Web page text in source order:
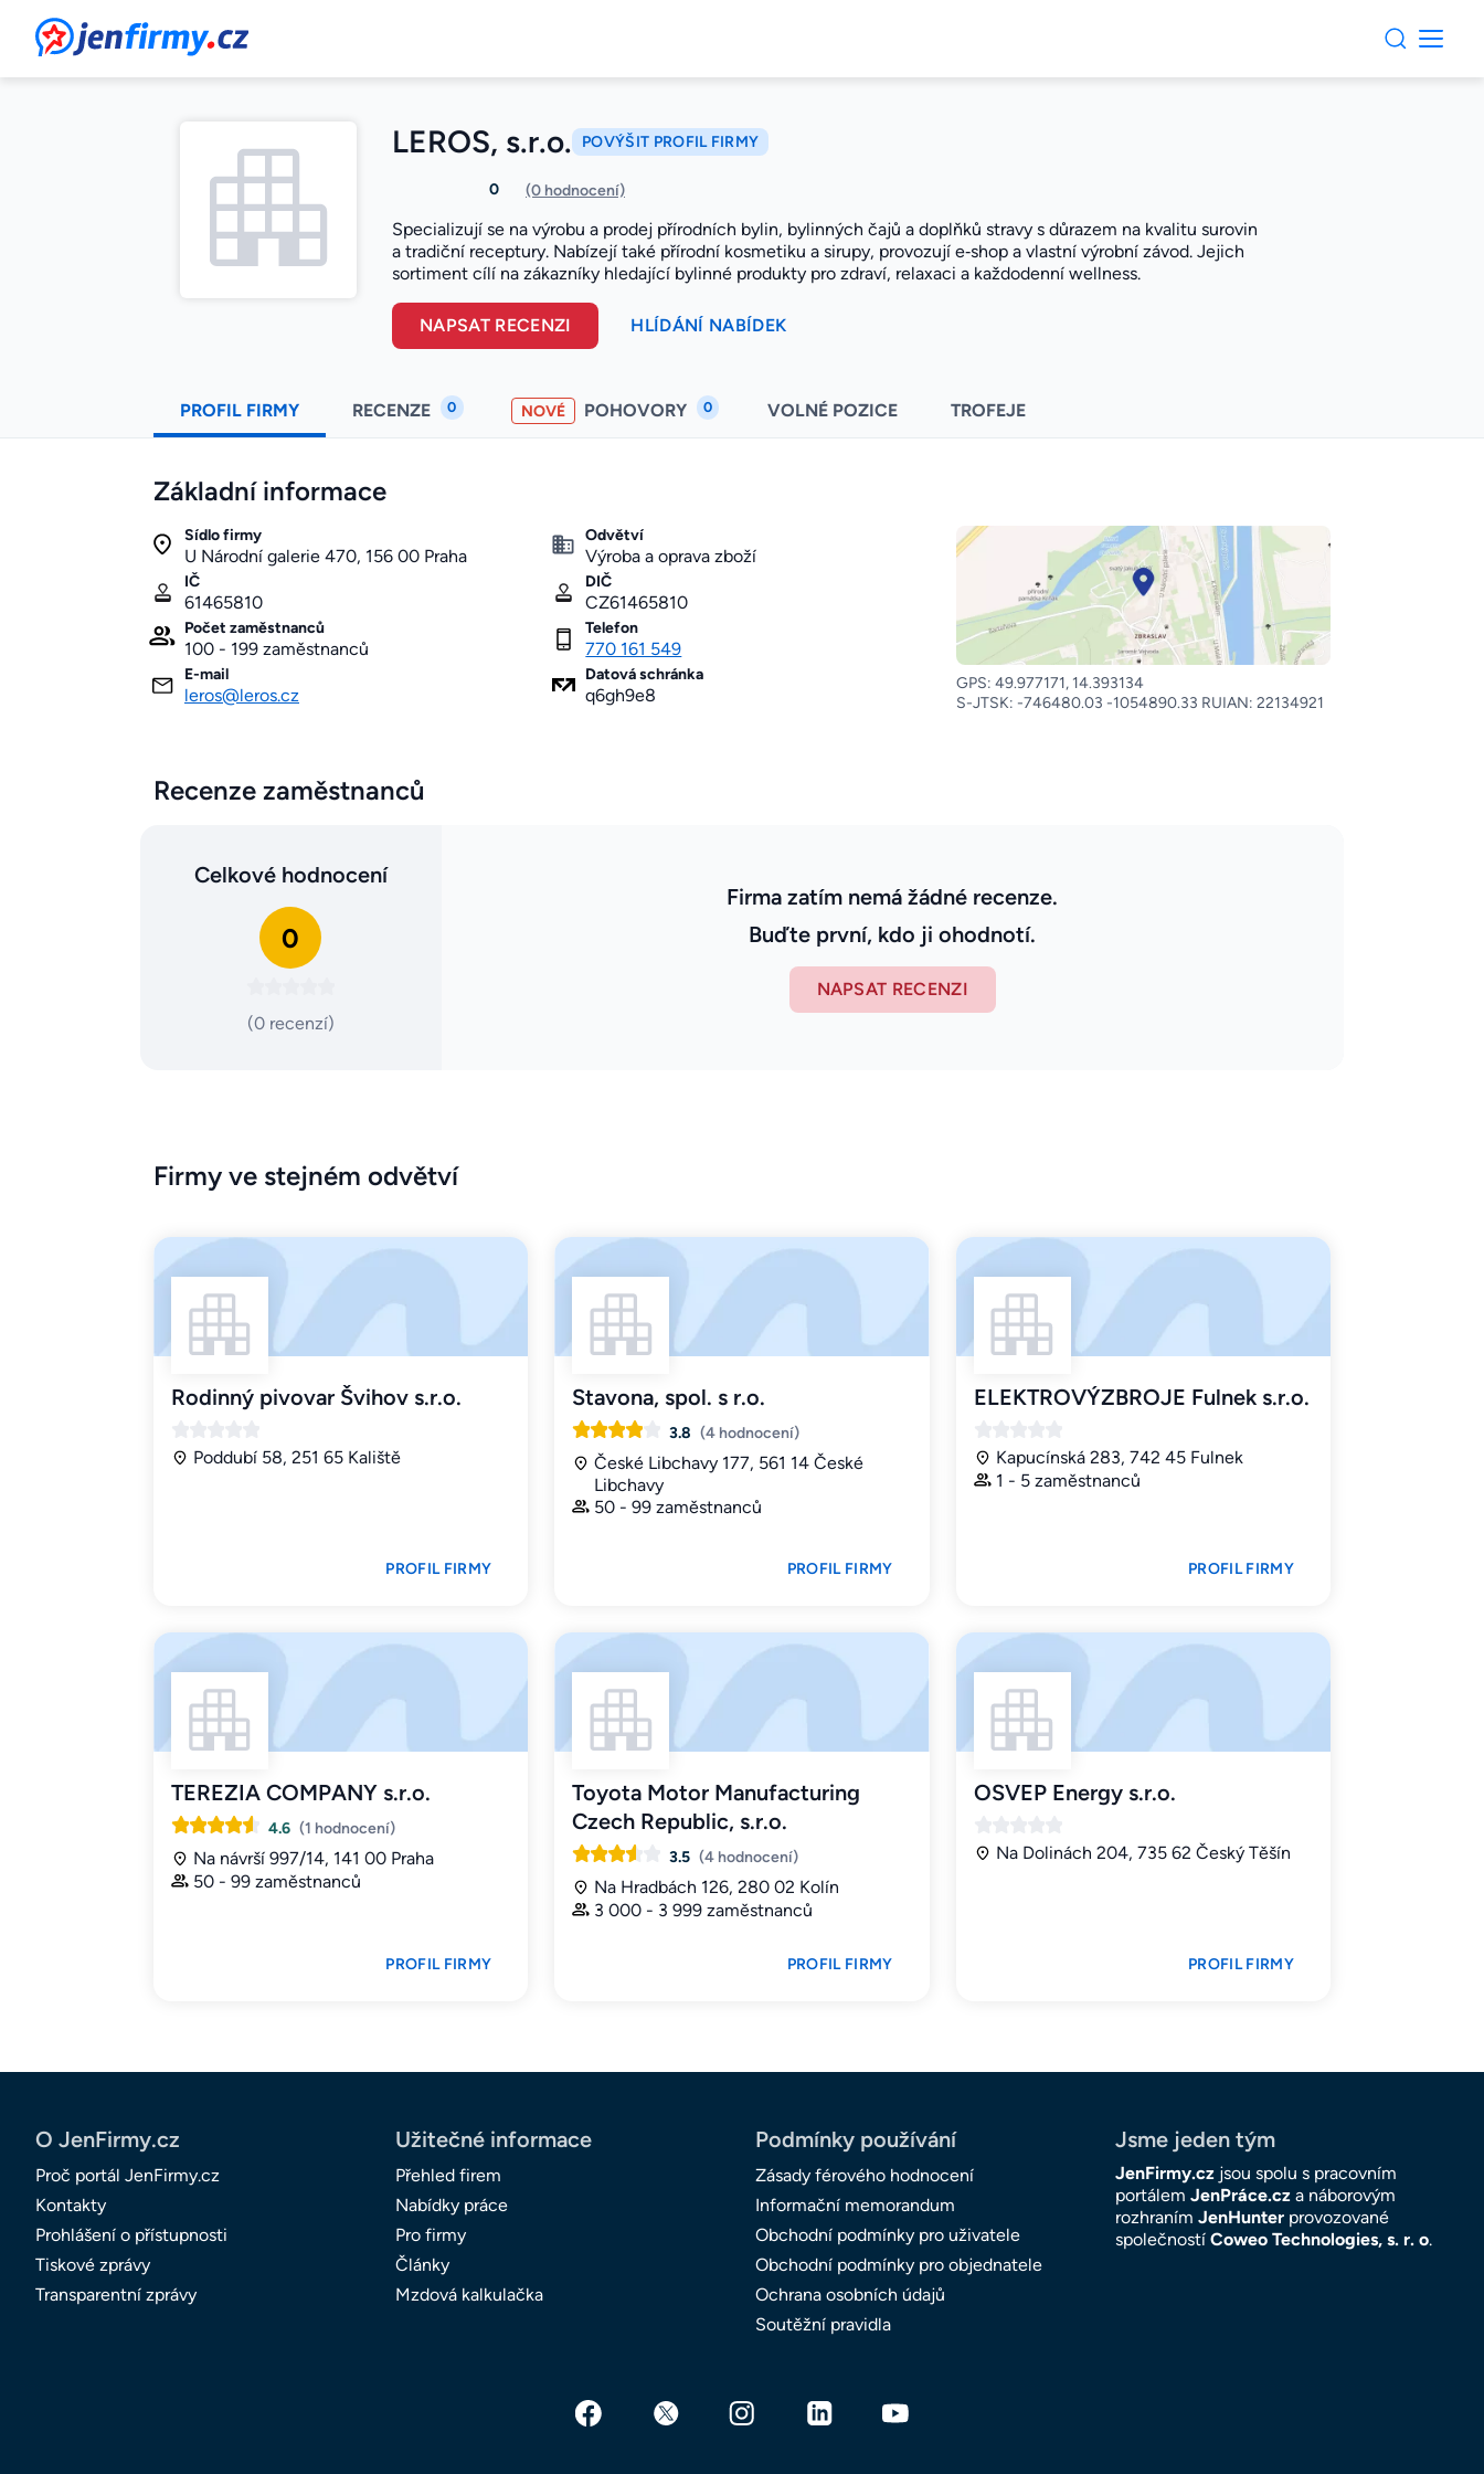
JenFirmy.cz
LEROS, s.r.o. POVÝŠIT PROFIL FIRMY
0 (0 hodnocení)
Specializují se na výrobu a prodej přírodních bylin, bylinných čajů a doplňků stravy s důrazem na kvalitu surovin
a tradiční receptury. Nabízejí také přírodní kosmetiku a sirupy, provozují e‑shop a vlastní výrobní závod. Jejich
sortiment cílí na zákazníky hledající bylinné produkty pro zdraví, relaxaci a každodenní wellness.
NAPSAT RECENZI HLÍDÁNÍ NABÍDEK
PROFIL FIRMY RECENZE 0 NOVÉ POHOVORY 0 VOLNÉ POZICE TROFEJE
Základní informace
Sídlo firmy
U Národní galerie 470, 156 00 Praha
Odvětví
Výroba a oprava zboží
IČ
61465810
DIČ
CZ61465810
Počet zaměstnanců
100 - 199 zaměstnanců
Telefon
770 161 549
E-mail
leros@leros.cz
Datová schránka
q6gh9e8
GPS: 49.977171, 14.393134
S-JTSK: -746480.03 -1054890.33 RUIAN: 22134921
Recenze zaměstnanců
Celkové hodnocení
0
(0 recenzí)
Firma zatím nemá žádné recenze.
Buďte první, kdo ji ohodnotí.
NAPSAT RECENZI
Firmy ve stejném odvětví
Rodinný pivovar Švihov s.r.o.
Poddubí 58, 251 65 Kaliště
PROFIL FIRMY
Stavona, spol. s r.o.
3.8 (4 hodnocení)
České Libchavy 177, 561 14 České
Libchavy
50 - 99 zaměstnanců
PROFIL FIRMY
ELEKTROVÝZBROJE Fulnek s.r.o.
Kapucínská 283, 742 45 Fulnek
1 - 5 zaměstnanců
PROFIL FIRMY
TEREZIA COMPANY s.r.o.
4.6 (1 hodnocení)
Na návrší 997/14, 141 00 Praha
50 - 99 zaměstnanců
PROFIL FIRMY
Toyota Motor Manufacturing
Czech Republic, s.r.o.
3.5 (4 hodnocení)
Na Hradbách 126, 280 02 Kolín
3 000 - 3 999 zaměstnanců
PROFIL FIRMY
OSVEP Energy s.r.o.
Na Dolinách 204, 735 62 Český Těšín
PROFIL FIRMY
O JenFirmy.cz
Proč portál JenFirmy.cz
Kontakty
Prohlášení o přístupnosti
Tiskové zprávy
Transparentní zprávy
Užitečné informace
Přehled firem
Nabídky práce
Pro firmy
Články
Mzdová kalkulačka
Podmínky používání
Zásady férového hodnocení
Informační memorandum
Obchodní podmínky pro uživatele
Obchodní podmínky pro objednatele
Ochrana osobních údajů
Soutěžní pravidla
Jsme jeden tým
JenFirmy.cz jsou spolu s pracovním
portálem JenPráce.cz a náborovým
rozhraním JenHunter provozované
společností Coweo Technologies, s. r. o.